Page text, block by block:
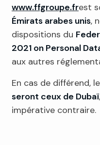
www.ffgroupe.frest
Émirats arabes unis,
dispositions du
2021 on Personal
aux autres
En cas de différend,
seront ceux de Dubaï
impérative contraire.